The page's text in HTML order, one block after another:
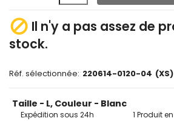
 Il n'y a pas assez de
stock.
Réf. sélectionnée: 220614-0120-04 (XS)
Taille - L, Couleur - Blanc
Expédition sous 24h 1 Produit